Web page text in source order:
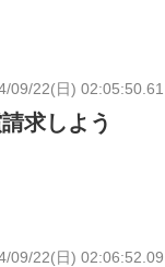
09/22(日)
求しよう
09/22(日)